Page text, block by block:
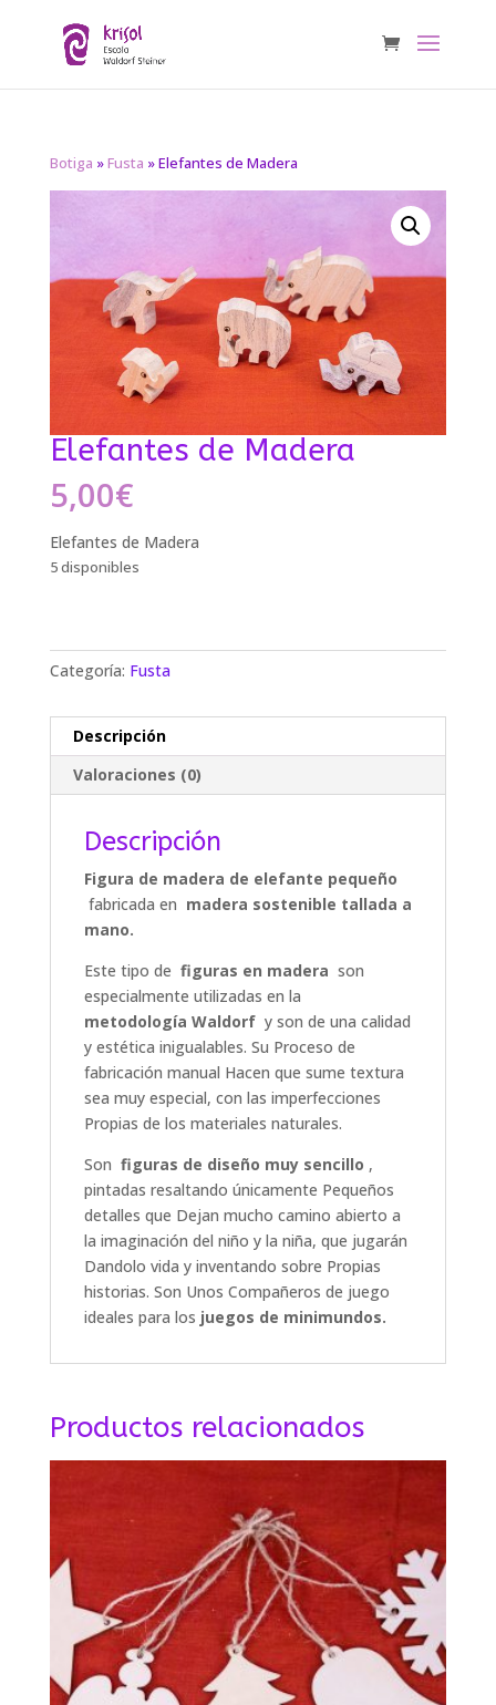
Botiga »Fusta » Elefantes de Madera
Elefantes de Madera
5,00€
Elefantes de Madera
5 disponibles
Categoría: Fusta
Descripción
Valoraciones (0)
Descripción
Figura de madera de elefante pequeño
fabricada en madera sostenible tallada a
mano.
Este tipo de figuras en madera son
especialmente utilizadas en la
metodología Waldorfy son de una calidad
y estética inigualables. Su Proceso de
fabricación manual Hacen que sume textura
sea muy especial, con las imperfecciones
Propias de los materiales naturales.
Son figuras de diseño muy sencillo ,
pintadas resaltando únicamente Pequeños
detalles que Dejan mucho camino abierto a
la imaginación del niño y la niña, que jugarán
Dandolo vida y inventando sobre Propias
historias. Son Unos Compañeros de juego
ideales para los juegos de minimundos.
Productos relacionados